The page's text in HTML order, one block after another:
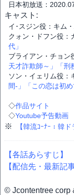
日本初放送：
キャスト:
イ･スジン役：キム
クォン・ドフン役：
代」
ブライアン・チョン
天才詐欺師～」
「
ソン・イェリム役：
間-」
「この恋は初
◇作品サイト
◇Youtube予告動画
※ 【韓流ｺｰﾅｰ：韓
【各話あらすじ】
【配信先・最新記
© Jcontentree corp